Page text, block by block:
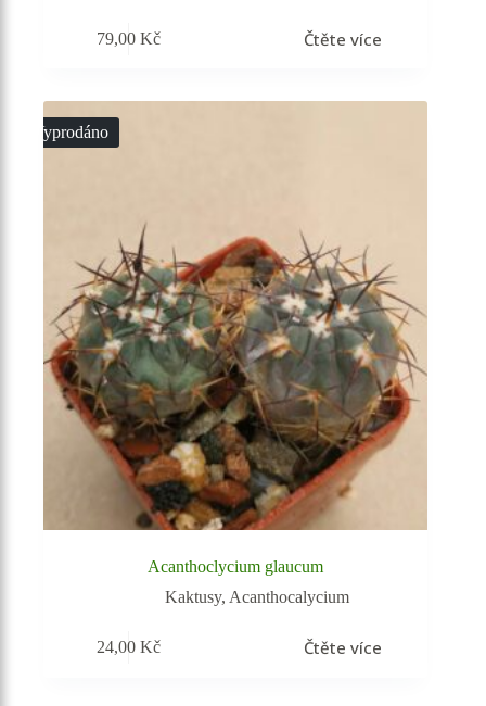
79,00Kč Čtěte více
Vyprodáno
Acanthoclycium glaucum
Kaktusy, Acanthocalycium
24,00Kč Čtěte více